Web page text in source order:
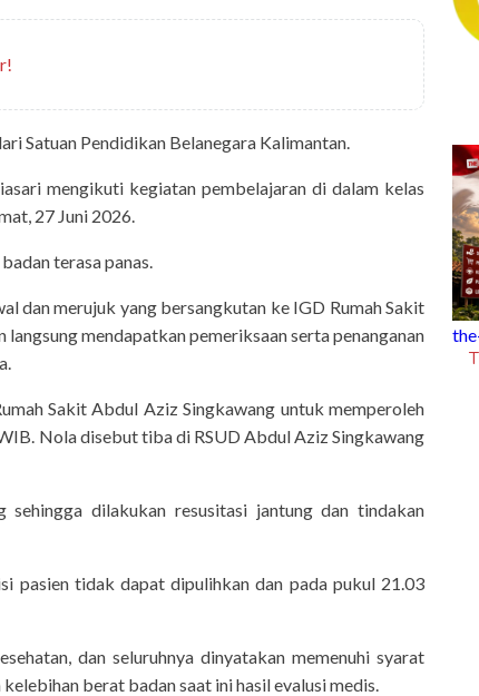
Satuan Pendidikan Belanegara Kalimantan.
mengikuti kegiatan pembelajaran di dalam kelas
27 Juni 2026.
terasa panas.
dan merujuk yang bersangkutan ke IGD Rumah Sakit
mendapatkan pemeriksaan serta penanganan
Sakit Abdul Aziz Singkawang untuk memperoleh
Nola disebut tiba di RSUD Abdul Aziz Singkawang
sehingga dilakukan resusitasi jantung dan tindakan
pasien tidak dapat dipulihkan dan pada pukul 21.03
dan seluruhnya dinyatakan memenuhi syarat
berat badan saat ini hasil evalusi medis.
Dihindari saat
the-k-facts